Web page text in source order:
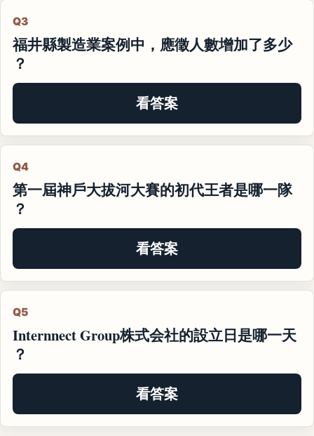
Q3
福井縣製造業案例中，應徵人數增加了多少
？
看答案
Q4
第一屆神戶大拔河大賽的初代王者是哪一隊
？
看答案
Q5
Internnect Group株式会社的設立日是哪一天
？
看答案